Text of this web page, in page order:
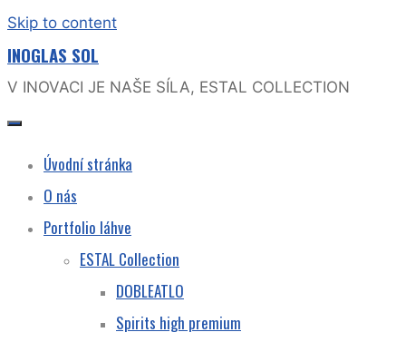
Skip to content
INOGLAS SOL
V INOVACI JE NAŠE SÍLA, ESTAL COLLECTION
Úvodní stránka
O nás
Portfolio láhve
ESTAL Collection
DOBLEATLO
Spirits high premium